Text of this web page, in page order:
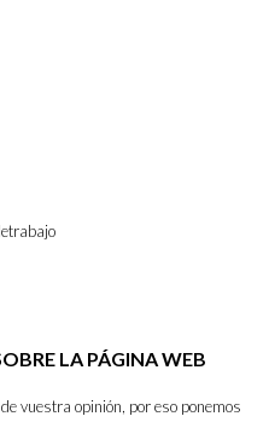
LA PÁGINA WEB
vuestra opinión, por eso ponemos